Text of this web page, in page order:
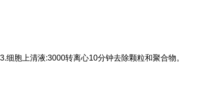
3.细胞上清液:3000转离心10分钟去除颗粒和聚合物。